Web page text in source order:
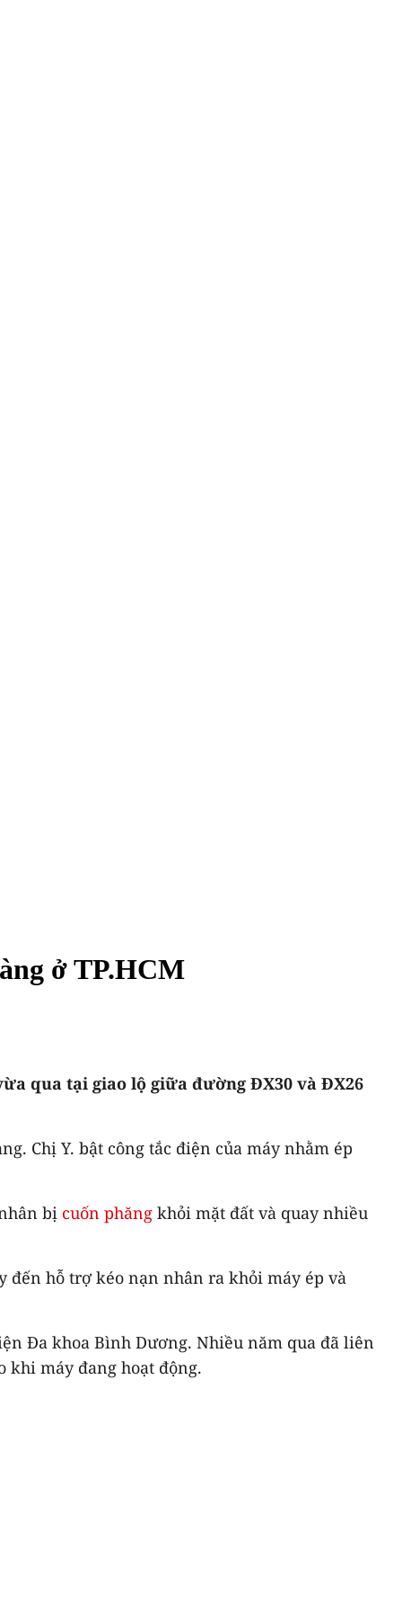
ở TP.HCM
qua tại giao lộ giữa đường ĐX30 và ĐX26
Chị Y. bật công tắc điện của máy nhằm ép
bị cuốn phăng khỏi mặt đất và quay nhiều
đến hỗ trợ kéo nạn nhân ra khỏi máy ép và
Đa khoa Bình Dương. Nhiều năm qua đã liên
khi máy đang hoạt động.